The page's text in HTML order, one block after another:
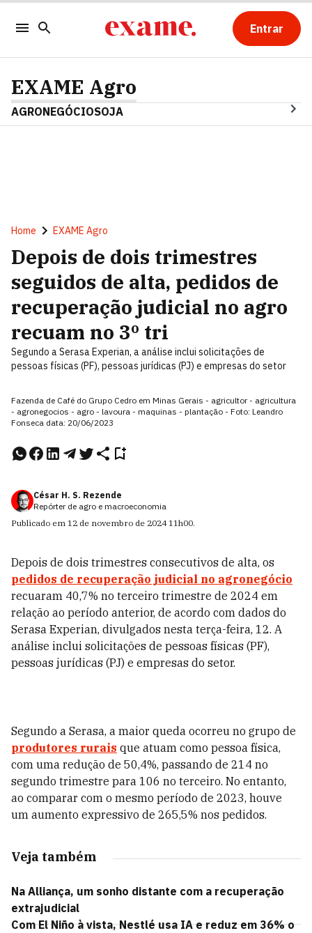
Entrar
EXAME Agro
AGRONEGÓCIOSOJA
Home EXAME Agro
Depois de dois trimestres
seguidos de alta, pedidos de
recuperação judicial no agro
recuam no 3º tri
Segundo a Serasa Experian, a análise inclui solicitações de
pessoas físicas (PF), pessoas jurídicas (PJ) e empresas do setor
Fazenda de Café do Grupo Cedro em Minas Gerais - agricultor - agricultura
- agronegocios - agro - lavoura - maquinas - plantação - Foto: Leandro
Fonseca data: 20/06/2023
César H. S. Rezende
Repórter de agro e macroeconomia
Publicado em 12 de novembro de 2024 11h00.
Depois de dois trimestres consecutivos de alta, os
pedidos de recuperação judicial no agronegócio
recuaram 40,7% no terceiro trimestre de 2024 em
relação ao período anterior, de acordo com dados do
Serasa Experian, divulgados nesta terça-feira, 12. A
análise inclui solicitações de pessoas físicas (PF),
pessoas jurídicas (PJ) e empresas do setor.
Segundo a Serasa, a maior queda ocorreu no grupo de
produtores rurais que atuam como pessoa física,
com uma redução de 50,4%, passando de 214 no
segundo trimestre para 106 no terceiro. No entanto,
ao comparar com o mesmo período de 2023, houve
um aumento expressivo de 265,5% nos pedidos.
Veja também
Na Alliança, um sonho distante com a recuperação
extrajudicial
Com El Niño à vista, Nestlé usa IA e reduz em 36% o